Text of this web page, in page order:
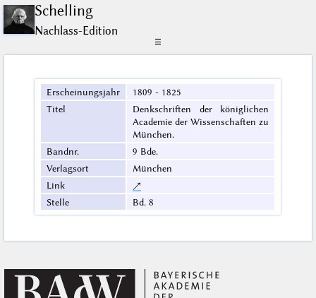
Schelling
Nachlass-Edition
☰
Erscheinungsjahr
1809 - 1825
Titel
Denkschriften der königlichen
Academie der Wissenschaften zu
München.
Bandnr.
9 Bde.
Verlagsort
München
Link
↗
Stelle
Bd. 8